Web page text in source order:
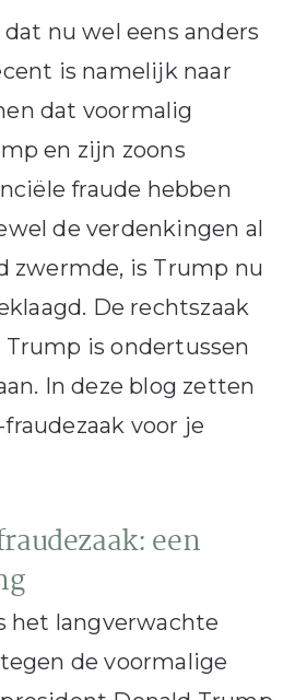
nu wel eens anders
is namelijk naar
dat voormalig
en zijn zoons
fraude hebben
de verdenkingen al
zwermde, is Trump nu
De rechtszaak
is ondertussen
In deze blog zetten
voor je
een
het langverwachte
de voormalige